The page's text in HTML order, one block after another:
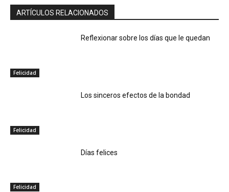
ARTÍCULOS RELACIONADOS
Felicidad
Reflexionar sobre los días que le quedan
Felicidad
Los sinceros efectos de la bondad
Felicidad
Días felices